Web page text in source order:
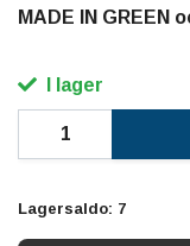
MADE IN GREEN
I lager
Lagersaldo: 7